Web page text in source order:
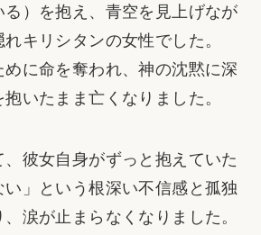
）を抱え、青空を見上げなが
キリシタンの女性でした。
に命を奪われ、神の沈黙に深
いたまま亡くなりました。
彼女自身がずっと抱えていた
い」という根深い不信感と孤独
涙が止まらなくなりました。